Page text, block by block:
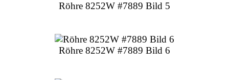
Röhre 8252W #7889 Bild 5
Röhre 8252W #7889 Bild 6